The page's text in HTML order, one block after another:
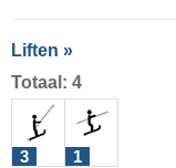
Liften »
Totaal: 4
3 1